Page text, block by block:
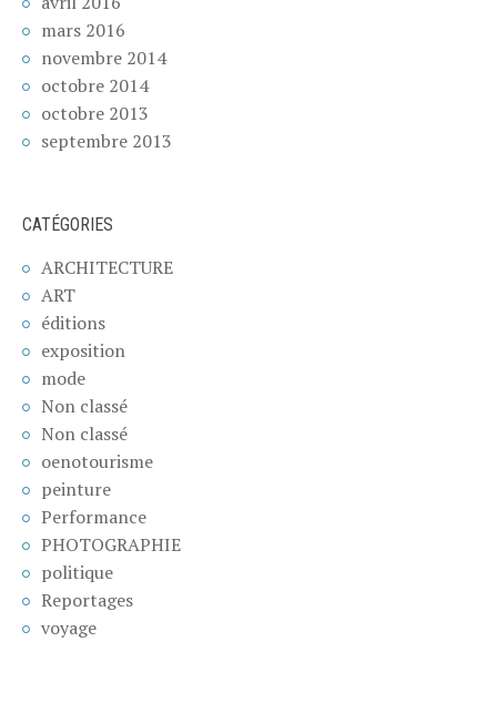
mars 2016
novembre 2014
octobre 2014
octobre 2013
septembre 2013
CATÉGORIES
ARCHITECTURE
ART
éditions
exposition
mode
Non classé
Non classé
oenotourisme
peinture
Performance
PHOTOGRAPHIE
politique
Reportages
voyage